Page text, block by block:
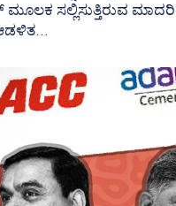
ಮೂಲಕ ಸಲ್ಲಿಸುತ್ತಿರುವ